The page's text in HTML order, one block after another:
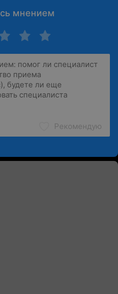
мнением
Рекомендую